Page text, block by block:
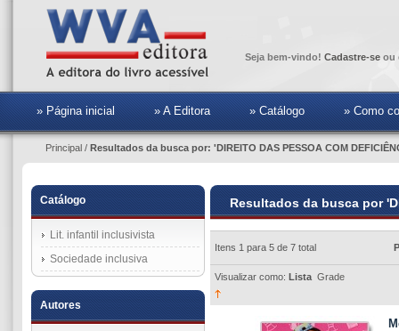
Seja bem-vindo! Cadastre-se ou
» Página inicial » A Editora » Catálogo » Como
Principal / Resultados da busca por: 'DIREITO DAS PESSOA COM
Resultados da busca por
Itens 1 para 5 de 7 total
Visualizar como: Lista Grade
Catálogo
Lit. infantil inclusivista
Sociedade inclusiva
Autores